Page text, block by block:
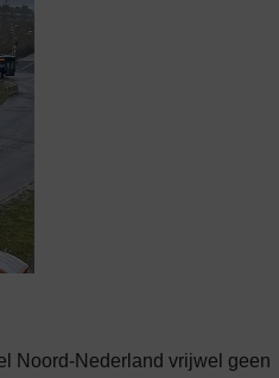
Noord-Nederland vrijwel geen